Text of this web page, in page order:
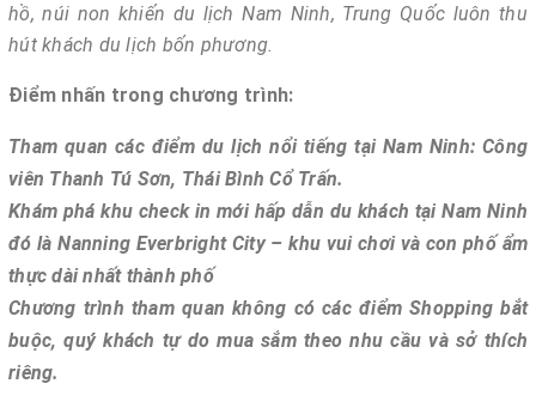
hồ, núi non khiến du lịch Nam Ninh, Trung Quốc luôn thu
hút khách du lịch bốn phương.
Điểm nhấn trong chương trình:
Tham quan các điểm du lịch nổi tiếng tại Nam Ninh: Công
viên Thanh Tú Sơn, Thái Bình Cổ Trấn.
Khám phá khu check in mới hấp dẫn du khách tại Nam Ninh
đó là Nanning Everbright City – khu vui chơi và con phố ẩm
thực dài nhất thành phố
Chương trình tham quan không có các điểm Shopping bắt
buộc, quý khách tự do mua sắm theo nhu cầu và sở thích
riêng.